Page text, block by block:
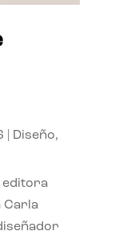
Diseño,
editora
Carla